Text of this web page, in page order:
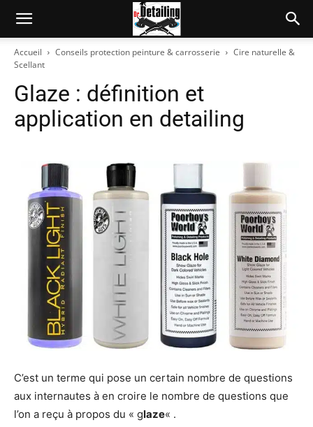
Accueil Conseils protection peinture & carrosserie
Cire naturelle &
Scellant
Glaze : définition et
application en detailing
C’est un terme qui pose un certain nombre de questions
aux internautes à en croire le nombre de questions que
l’on a reçu à propos du « glaze« .